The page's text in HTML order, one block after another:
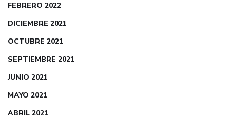
FEBRERO 2022
DICIEMBRE 2021
OCTUBRE 2021
SEPTIEMBRE 2021
JUNIO 2021
MAYO 2021
ABRIL 2021